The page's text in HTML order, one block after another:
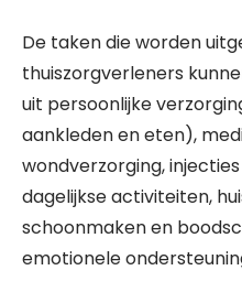
De taken die worden
thuiszorgverleners
uit persoonlijke
aankleden en eten),
wondverzorging,
dagelijkse activiteiten,
schoonmaken en
emotionele